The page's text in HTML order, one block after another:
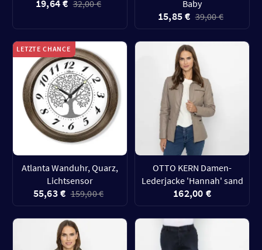
19,64 € 32,00 €
Baby
15,85 € 39,00 €
LETZTE CHANCE
Atlanta Wanduhr, Quarz,
Lichtsensor
55,63 € 159,00 €
OTTO KERN Damen-
Lederjacke 'Hannah' sand
162,00 €